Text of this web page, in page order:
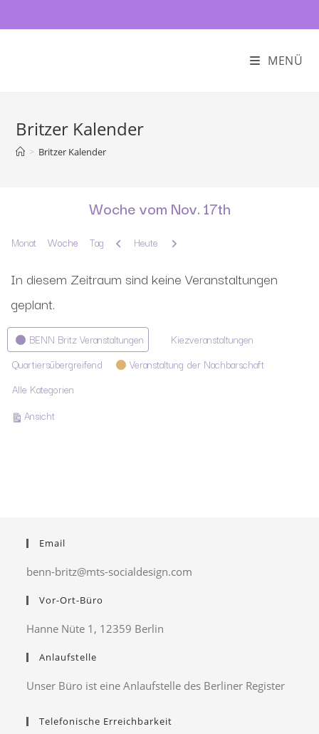
MENÜ
Britzer Kalender
> Britzer Kalender
Woche vom Nov. 17th
Monat Woche Tag Zurück
Heute Weiter
In diesem Zeitraum sind keine Veranstaltungen
geplant.
Kategorien
BENN Britz Veranstaltungen
Kiezveranstaltungen
Quartiersübergreifend
Veranstaltung der Nachbarschaft
Alle Kategorien
Ansichtausdrucken
Email
benn-britz@mts-socialdesign.com
Vor-Ort-Büro
Hanne Nüte 1, 12359 Berlin
Anlaufstelle
Unser Büro ist eine Anlaufstelle des Berliner Register
Telefonische Erreichbarkeit